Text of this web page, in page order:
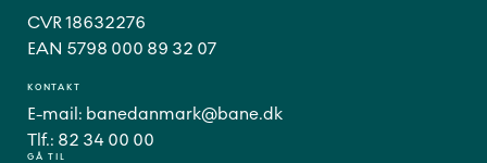
GÅ TIL
CVR 18632276
EAN 5798 000 89 32 07
KONTAKT
E-mail: banedanmark@bane.dk
Tlf.: 82 34 00 00